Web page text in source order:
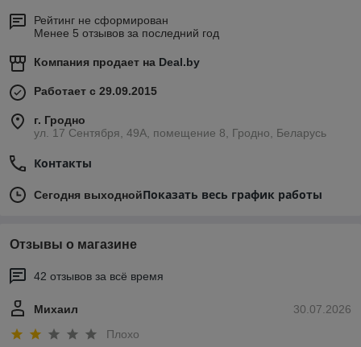
Рейтинг не сформирован
Менее 5 отзывов за последний год
Компания продает на Deal.by
Работает с 29.09.2015
г. Гродно
ул. 17 Сентября, 49А, помещение 8, Гродно, Беларусь
Контакты
Сегодня выходнойПоказать весь график работы
Отзывы о магазине
42 отзывов за всё время
30.07.2026
Михаил
Плохо